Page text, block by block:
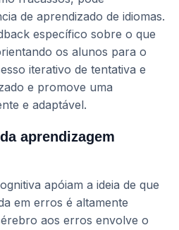
de aprendizado de idiomas.
específico sobre o que
os alunos para o
iterativo de tentativa e
e promove uma
e adaptável.
aprendizagem
apóiam a ideia de que
em erros é altamente
aos erros envolve o